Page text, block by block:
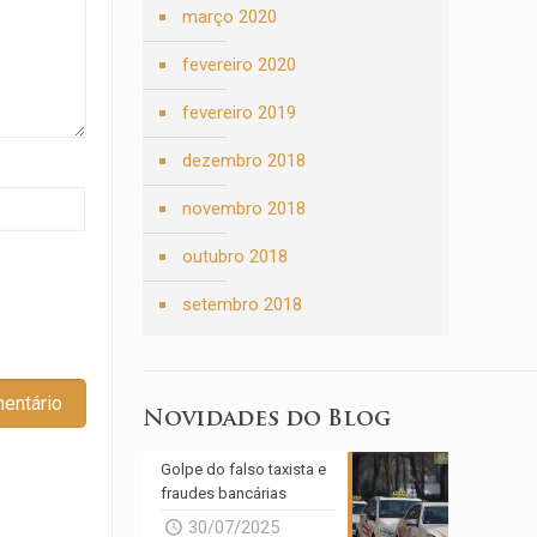
março 2020
fevereiro 2020
fevereiro 2019
dezembro 2018
novembro 2018
outubro 2018
setembro 2018
Novidades do Blog
Golpe do falso taxista e
fraudes bancárias
30/07/2025